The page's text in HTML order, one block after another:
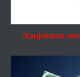
Naujokams